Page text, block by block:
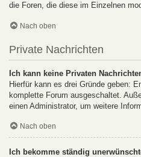
die Foren, die diese im Einzelnen
Nach oben
Private Nachrichten
Ich kann keine Privaten
Hierfür kann es drei Gründe geben:
komplette Forum ausgeschaltet.
einen Administrator, um weitere
Nach oben
Ich bekomme ständig